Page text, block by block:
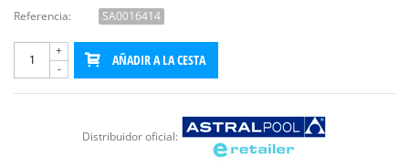
Referencia: SA0016414
-
+
AÑADIR A LA CESTA
Distribuidor oficial: